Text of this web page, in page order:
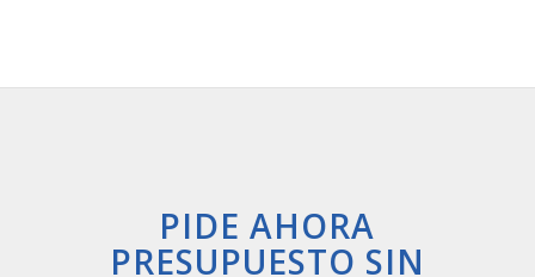
PIDE AHORA
PRESUPUESTO SIN